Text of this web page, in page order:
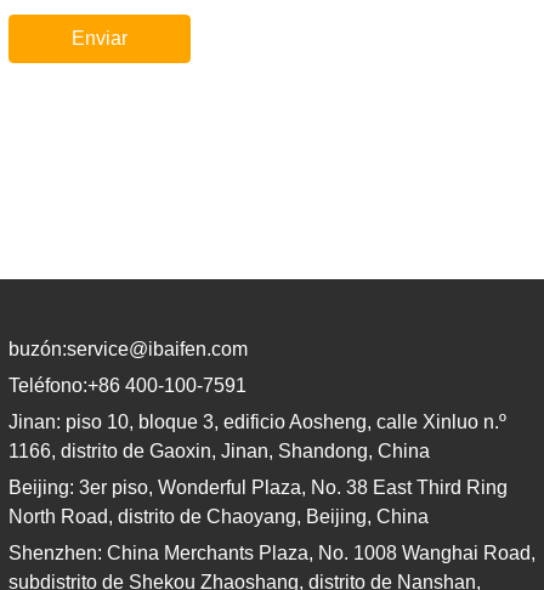
Enviar
buzón:service@ibaifen.com
Teléfono:+86 400-100-7591
Jinan: piso 10, bloque 3, edificio Aosheng, calle Xinluo n.º
1166, distrito de Gaoxin, Jinan, Shandong, China
Beijing: 3er piso, Wonderful Plaza, No. 38 East Third Ring
North Road, distrito de Chaoyang, Beijing, China
Shenzhen: China Merchants Plaza, No. 1008 Wanghai Road,
subdistrito de Shekou Zhaoshang, distrito de Nanshan,